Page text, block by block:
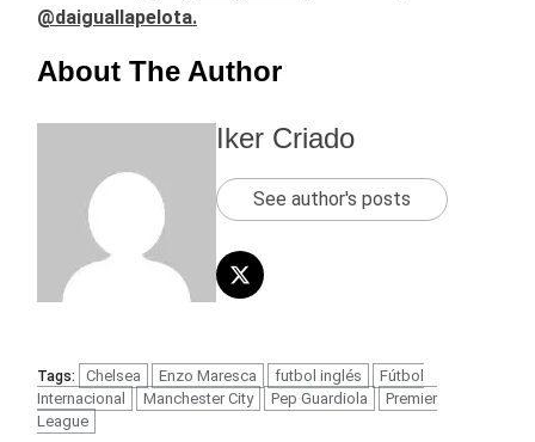
@daiguallapelota.
About The Author
Iker Criado
See author's posts
Tags: Chelsea Enzo Maresca futbol inglés
Fútbol
Internacional
Manchester City Pep Guardiola
Premier
League